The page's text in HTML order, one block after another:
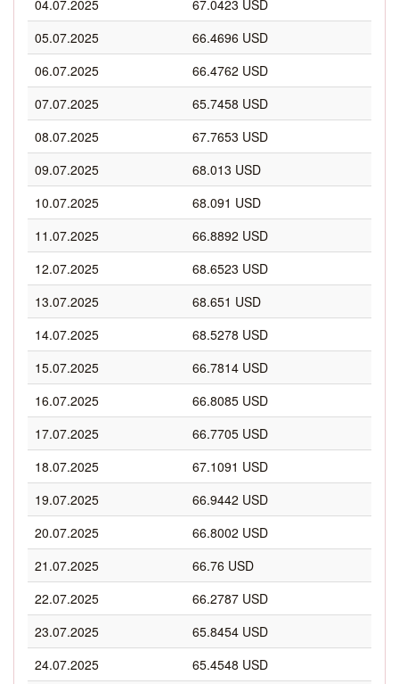
04.07.2025
67.0423 USD
05.07.2025
66.4696 USD
06.07.2025
66.4762 USD
07.07.2025
65.7458 USD
08.07.2025
67.7653 USD
09.07.2025
68.013 USD
10.07.2025
68.091 USD
11.07.2025
66.8892 USD
12.07.2025
68.6523 USD
13.07.2025
68.651 USD
14.07.2025
68.5278 USD
15.07.2025
66.7814 USD
16.07.2025
66.8085 USD
17.07.2025
66.7705 USD
18.07.2025
67.1091 USD
19.07.2025
66.9442 USD
20.07.2025
66.8002 USD
21.07.2025
66.76 USD
22.07.2025
66.2787 USD
23.07.2025
65.8454 USD
24.07.2025
65.4548 USD